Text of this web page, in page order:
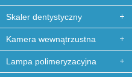
Skaler dentystyczny
Kamera wewnątrzustna
Lampa polimeryzacyjna